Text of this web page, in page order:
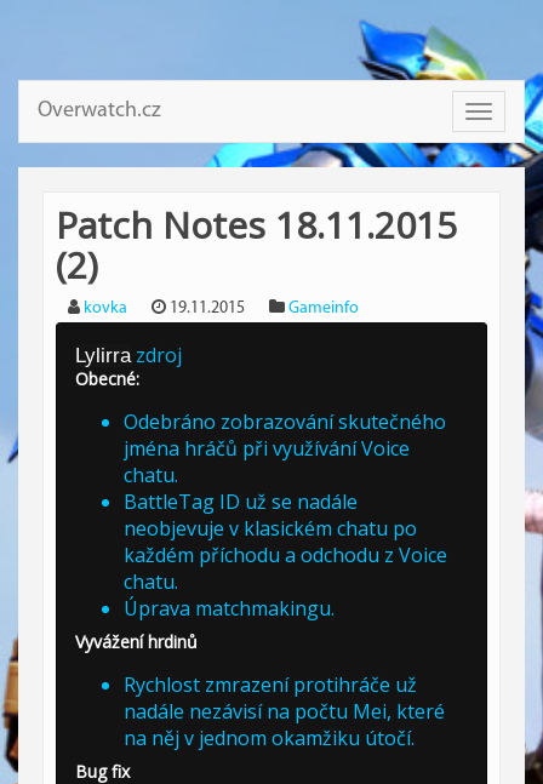
Toggle
Overwatch.cz
Patch Notes 18.11.2015
(2)
kovka 19.11.2015 Gameinfo
Lylirra zdroj
Obecné:
Odebráno zobrazování skutečného
jména hráčů při využívání Voice
chatu.
BattleTag ID už se nadále
neobjevuje v klasickém chatu po
každém příchodu a odchodu z Voice
chatu.
Úprava matchmakingu.
Vyvážení hrdinů
Rychlost zmrazení protihráče už
nadále nezávisí na počtu Mei, které
na něj v jednom okamžiku útočí.
Bug fix